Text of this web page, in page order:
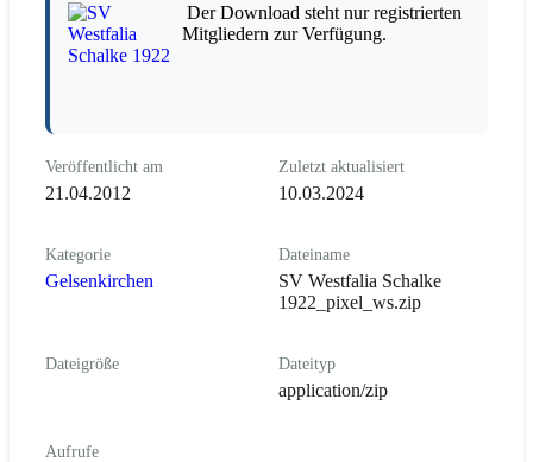
Der Download steht nur registrierten
Mitgliedern zur Verfügung.
Veröffentlicht am
21.04.2012
Zuletzt aktualisiert
10.03.2024
Kategorie
Gelsenkirchen
Dateiname
SV Westfalia Schalke
1922_pixel_ws.zip
Dateigröße Dateityp
application/zip
Aufrufe